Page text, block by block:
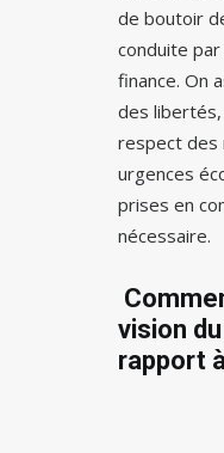
de boutoir
conduite
finance. On
des libertés,
respect des
urgences
prises en
nécessaire.
vision
rapport